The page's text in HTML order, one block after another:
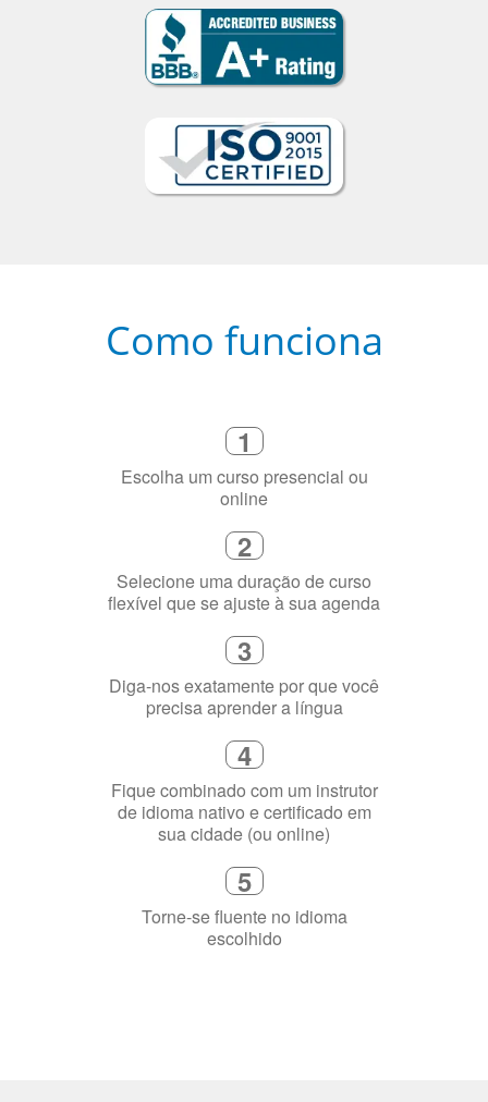
Como funciona
Escolha um curso presencial ou
online
Selecione uma duração de curso
flexível que se ajuste à sua agenda
Diga-nos exatamente por que você
precisa aprender a língua
Fique combinado com um instrutor
de idioma nativo e certificado em
sua cidade (ou online)
5
Torne-se fluente no idioma
escolhido